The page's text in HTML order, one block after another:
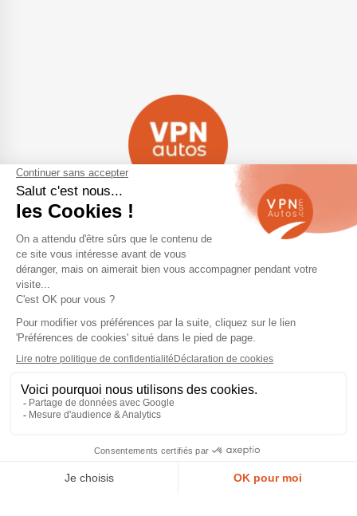
Navigation
Qui sommes-nous ?
Contactez-nous
VPN Autos Pro - Notre site de
voitures d'occasion pour
professionnels & marchands
Plan du site
Mentions légales
Rejoindre le réseau VPN Autos
Blog
Me connecter
Suivez-nous
© 2026 VPN Autos — Mentions légaleset